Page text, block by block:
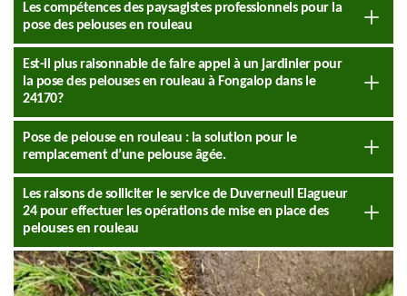
Les compétences des paysagistes professionnels pour la
pose des pelouses en rouleau
Est-il plus raisonnable de faire appel à un jardinier pour
la pose des pelouses en rouleau à Fongalop dans le
24170?
Pose de pelouse en rouleau : la solution pour le
remplacement d’une pelouse âgée.
Les raisons de solliciter le service de Duverneuil Elagueur
24 pour effectuer les opérations de mise en place des
pelouses en rouleau